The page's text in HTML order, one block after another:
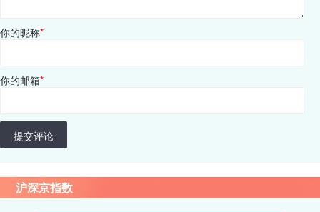
你的昵称*
你的邮箱*
提交评论
沪深京指数